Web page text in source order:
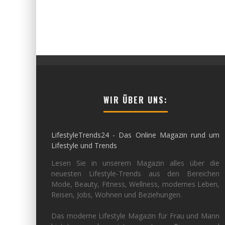
WIR ÜBER UNS:
LifestyleTrends24 - Das Online Magazin rund um
Lifestyle und Trends
Lesen Sie in unserem Magazin alles über die
neuesten Lifestyle-Trends aus den Bereichen
Mode, Beauty, Fitness, Wellness, modernes Leben,
Reisen, Jobs, Wohnen und Beziehungen.
Das moderne Lifestyle Magazin für Frau und Mann